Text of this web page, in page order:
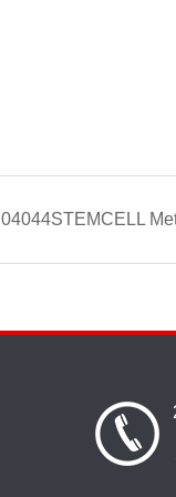
04044STEMCELL